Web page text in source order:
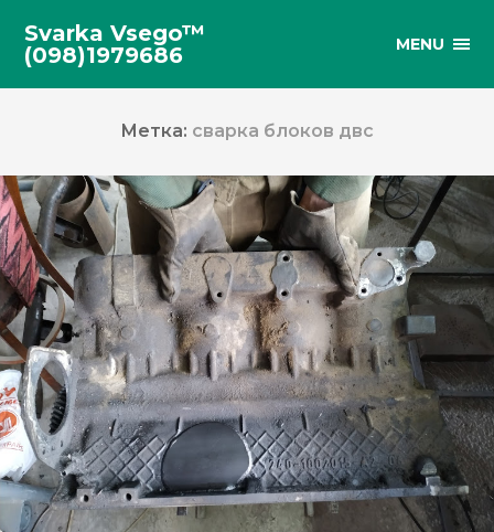
Svarka Vsego™
(098)1979686
MENU
Метка: сварка блоков двс